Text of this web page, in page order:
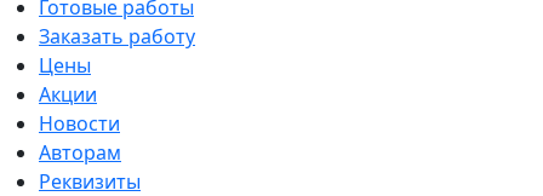
Готовые работы
Заказать работу
Цены
Акции
Новости
Авторам
Реквизиты